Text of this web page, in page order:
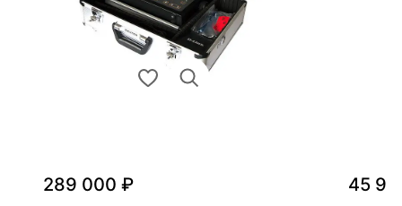
289 000 ₽ 45